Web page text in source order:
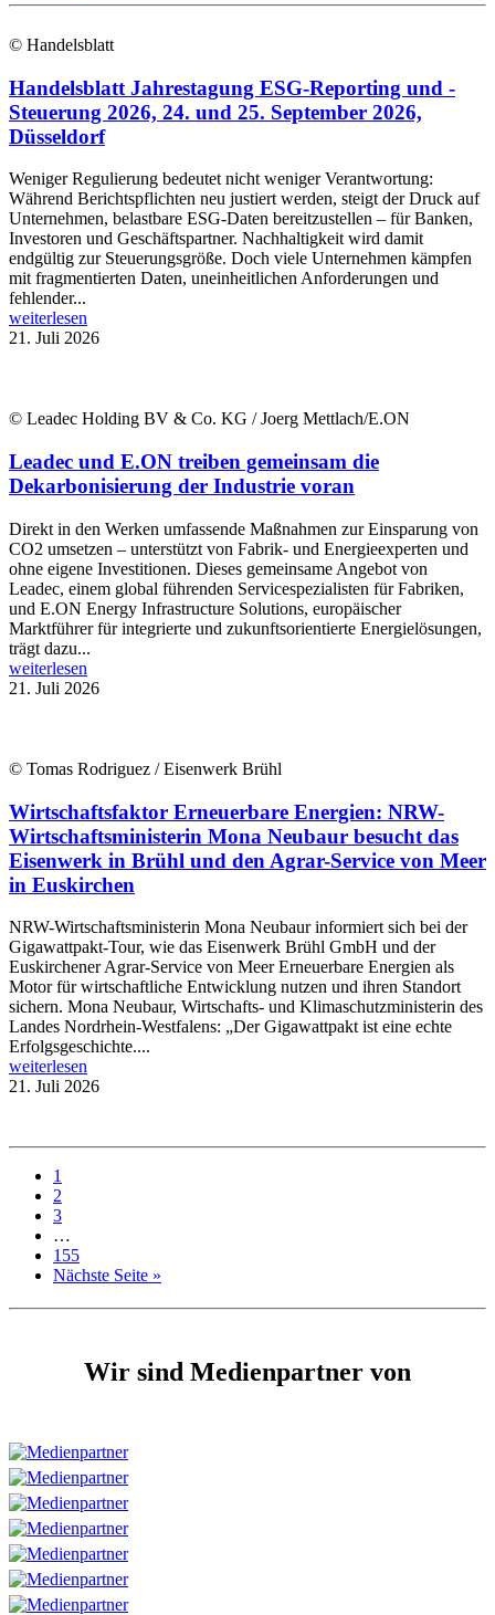
© Handelsblatt
Handelsblatt Jahrestagung ESG-Reporting und -
Steuerung 2026, 24. und 25. September 2026,
Düsseldorf
Weniger Regulierung bedeutet nicht weniger Verantwortung:
Während Berichtspflichten neu justiert werden, steigt der Druck auf
Unternehmen, belastbare ESG-Daten bereitzustellen – für Banken,
Investoren und Geschäftspartner. Nachhaltigkeit wird damit
endgültig zur Steuerungsgröße. Doch viele Unternehmen kämpfen
mit fragmentierten Daten, uneinheitlichen Anforderungen und
fehlender...
weiterlesen
21. Juli 2026
© Leadec Holding BV & Co. KG / Joerg Mettlach/E.ON
Leadec und E.ON treiben gemeinsam die
Dekarbonisierung der Industrie voran
Direkt in den Werken umfassende Maßnahmen zur Einsparung von
CO2 umsetzen – unterstützt von Fabrik- und Energieexperten und
ohne eigene Investitionen. Dieses gemeinsame Angebot von
Leadec, einem global führenden Servicespezialisten für Fabriken,
und E.ON Energy Infrastructure Solutions, europäischer
Marktführer für integrierte und zukunftsorientierte Energielösungen,
trägt dazu...
weiterlesen
21. Juli 2026
© Tomas Rodriguez / Eisenwerk Brühl
Wirtschaftsfaktor Erneuerbare Energien: NRW-
Wirtschaftsministerin Mona Neubaur besucht das
Eisenwerk in Brühl und den Agrar-Service von Meer
in Euskirchen
NRW-Wirtschaftsministerin Mona Neubaur informiert sich bei der
Gigawattpakt-Tour, wie das Eisenwerk Brühl GmbH und der
Euskirchener Agrar-Service von Meer Erneuerbare Energien als
Motor für wirtschaftliche Entwicklung nutzen und ihren Standort
sichern. Mona Neubaur, Wirtschafts- und Klimaschutzministerin des
Landes Nordrhein-Westfalens: „Der Gigawattpakt ist eine echte
Erfolgsgeschichte....
weiterlesen
21. Juli 2026
1
2
3
…
155
Nächste Seite »
Wir sind Medienpartner von